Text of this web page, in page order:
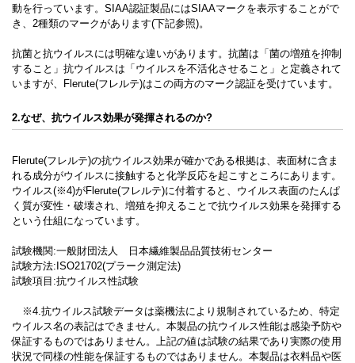
動を行っています。SIAA認証製品にはSIAAマークを表示することがで
き、2種類のマークがあります(下記参照)。
抗菌と抗ウイルスには明確な違いがあります。抗菌は「菌の増殖を抑制
すること」抗ウイルスは「ウイルスを不活化させること」と定義されて
いますが、Flerute(フレルテ)はこの両方のマーク認証を受けています。
2.なぜ、抗ウイルス効果が発揮されるのか?
Flerute(フレルテ)の抗ウイルス効果が確かである根拠は、表面材に含ま
れる成分がウイルスに接触すると化学反応を起こすところにあります。
ウイルス(※4)がFlerute(フレルテ)に付着すると、ウイルス表面のたんぱ
く質が変性・破壊され、増殖を抑えることで抗ウイルス効果を発揮する
という仕組になっています。
試験機関:一般財団法人 日本繊維製品品質技術センター
試験方法:ISO21702(プラーク測定法)
試験項目:抗ウイルス性試験
※4.抗ウイルス試験データは薬機法により規制されているため、特定
ウイルス名の表記はできません。本製品の抗ウイルス性能は感染予防や
保証するものではありません。上記の値は試験の結果であり実際の使用
状況で同様の性能を保証するものではありません。本製品は衣料品や医